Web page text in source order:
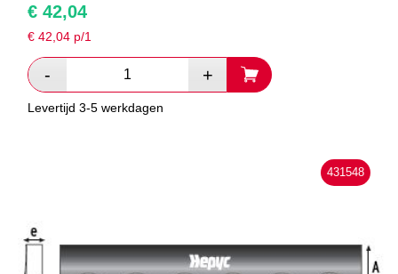
€ 42,04
€42,04 p/1
Levertijd 3-5 werkdagen
431548